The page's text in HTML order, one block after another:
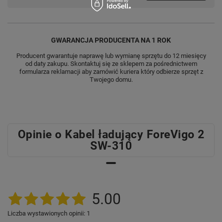
GWARANCJA PRODUCENTA NA 1 ROK
Producent gwarantuje naprawę lub wymianę sprzętu do 12 miesięcy
od daty zakupu. Skontaktuj się ze sklepem za pośrednictwem
formularza reklamacji aby zamówić kuriera który odbierze sprzęt z
Twojego domu.
Opinie o Kabel ładujący ForeVigo 2
SW-310
5.00
Liczba wystawionych opinii: 1